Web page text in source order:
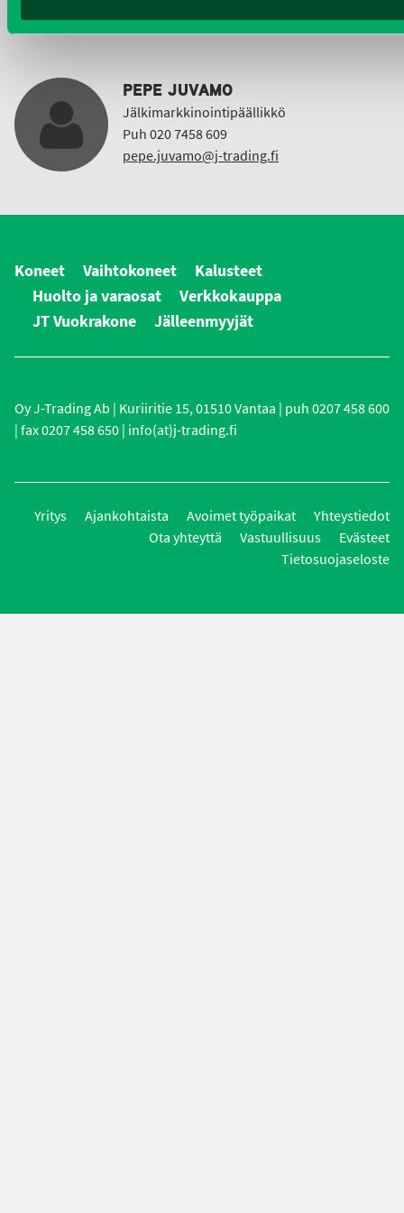
etunimi.sukunimi@j-trading.fi
PEPE JUVAMO
Jälkimarkkinointipäällikkö
Puh 020 7458 609
pepe.juvamo@j-trading.fi
Koneet Vaihtokoneet
Kalusteet
Huolto ja varaosat
Verkkokauppa
JT Vuokrakone
Jälleenmyyjät
Oy J-Trading Ab | Kuriiritie 15, 01510 Vantaa | puh 0207 458 600
| fax 0207 458 650 | info(at)j-trading.fi
Yritys Ajankohtaista Avoimet työpaikat
Yhteystiedot
Ota yhteyttä
Vastuullisuus
Evästeet
Tietosuojaseloste